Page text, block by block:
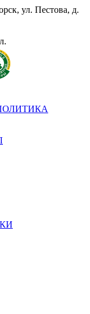
ул. Пестова, д.